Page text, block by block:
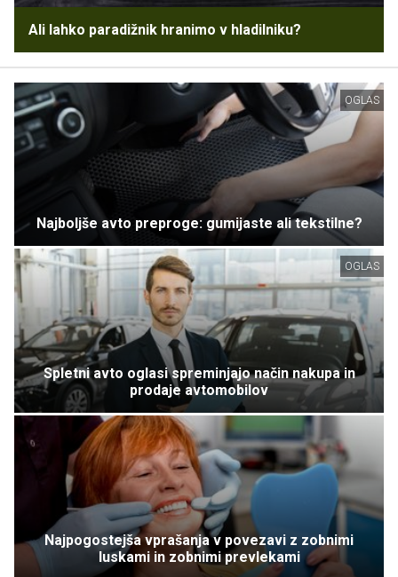
Ali lahko paradižnik hranimo v hladilniku?
OGLAS
Najboljše avto preproge: gumijaste ali tekstilne?
OGLAS
Spletni avto oglasi spreminjajo način nakupa in
prodaje avtomobilov
Najpogostejša vprašanja v povezavi z zobnimi
luskami in zobnimi prevlekami